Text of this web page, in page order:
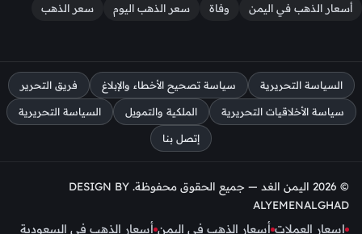
أسعار الذهب في اليمن
وفاة سعر الذهب اليوم سعر الذهب
السياسة التحريرية سياسة تصحيح الأخطاء والإبلاغ فريق التحرير
سياسة الأخلاقيات التحريرية الملكية والتمويل السياسة التحريرية
إتصل بنا
© 2026 اليمن الغد — جميع الحقوق محفوظة. DESIGN BY
ALYEMENALGHAD
اسعار العملات أسعار الذهب في اليمن أسعار الذهب في السعودية